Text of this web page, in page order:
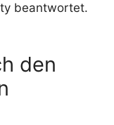
beantwortet.
den